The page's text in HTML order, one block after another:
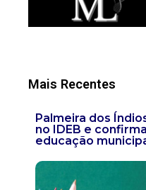
Mais Recentes
Palmeira dos
no IDEB e
educação